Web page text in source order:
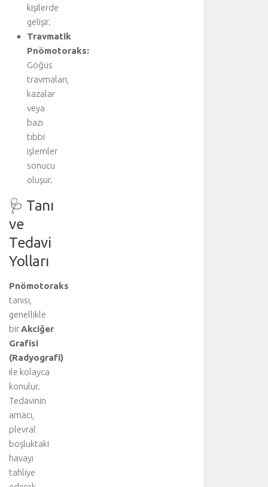
kişilerde
gelişir.
Travmatik
Pnömotoraks:
Göğüs
travmaları,
kazalar
veya
bazı
tıbbi
işlemler
sonucu
oluşur.
🩺 Tanı
ve
Tedavi
Yolları
Pnömotoraks
tanısı,
genellikle
birAkciğer
Grafisi
(Radyografi)
ile kolayca
konulur.
Tedavinin
amacı,
plevral
boşluktaki
havayı
tahliye